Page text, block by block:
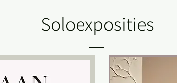
Soloexposities